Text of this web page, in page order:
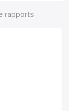
rapports